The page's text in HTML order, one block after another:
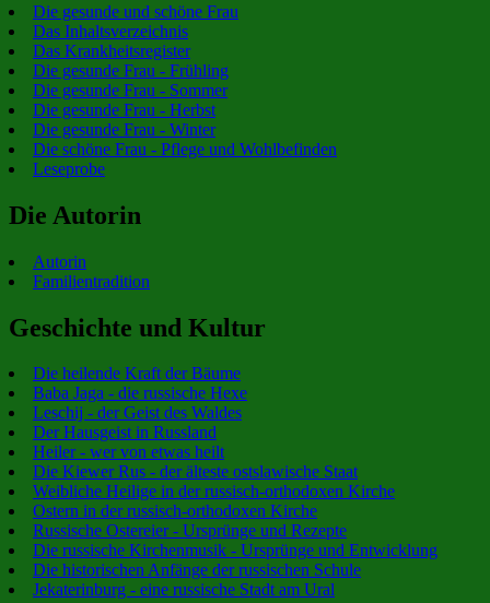
Die gesunde und schöne Frau
Das Inhaltsverzeichnis
Das Krankheitsregister
Die gesunde Frau - Frühling
Die gesunde Frau - Sommer
Die gesunde Frau - Herbst
Die gesunde Frau - Winter
Die schöne Frau - Pflege und Wohlbefinden
Leseprobe
Die Autorin
Autorin
Familientradition
Geschichte und Kultur
Die heilende Kraft der Bäume
Baba Jaga - die russische Hexe
Leschij - der Geist des Waldes
Der Hausgeist in Russland
Heiler - wer von etwas heilt
Die Kiewer Rus - der älteste ostslawische Staat
Weibliche Heilige in der russisch-orthodoxen Kirche
Ostern in der russisch-orthodoxen Kirche
Russische Ostereier - Ursprünge und Rezepte
Die russische Kirchenmusik - Ursprünge und Entwicklung
Die historischen Anfänge der russischen Schule
Jekaterinburg - eine russische Stadt am Ural